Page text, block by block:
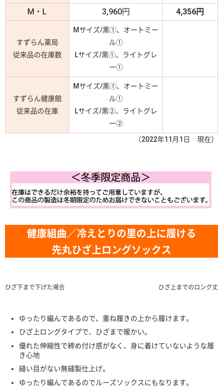
M・L
3,960円 4,356円
すずらん薬局
従来品の在庫数
Mサイズ/黒①、オートミー
ル①
Lサイズ/黒①、ライトグレ
ー①
すずらん健康館
従来品の在庫
Mサイズ/黒①、オートミー
ル①
Lサイズ/黒②、ライトグレ
ー②
（2022年11月1日 現在）
健康組曲／冷えとりの里の上に履ける
先丸ひざ上ロングソックス
ひざ上までのロング丈
ひざ下まで下げた場合
ゆったり編んであるので、重ね履きの上から履けます。
ひざ上ロングタイプで、ひざまで暖かい。
優れた伸縮性で締め付け感がなく、身に着けていないような履
き心地
縫い目がない無縫製仕上げ。
ゆったり編んであるのでルーズソックスにもなります。